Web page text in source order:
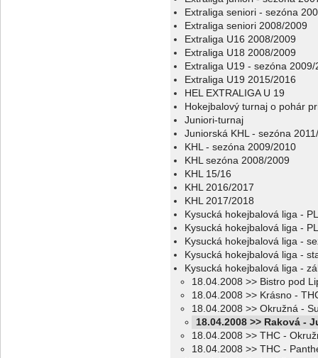
Extraliga seniori - sezóna
Extraliga seniori 2008/2009
Extraliga U16 2008/2009
Extraliga U18 2008/2009
Extraliga U19 - sezóna 2009/
Extraliga U19 2015/2016
HEL EXTRALIGA U 19
Hokejbalový turnaj o pohár
Juniori-turnaj
Juniorská KHL - sezóna
KHL - sezóna 2009/2010
KHL sezóna 2008/2009
KHL 15/16
KHL 2016/2017
KHL 2017/2018
Kysucká hokejbalová liga -
Kysucká hokejbalová liga -
Kysucká hokejbalová liga -
Kysucká hokejbalová liga -
Kysucká hokejbalová liga -
18.04.2008 >> Bistro pod
18.04.2008 >> Krásno -
18.04.2008 >> Okružná -
18.04.2008 >> Raková -
18.04.2008 >> THC -
18.04.2008 >> THC -